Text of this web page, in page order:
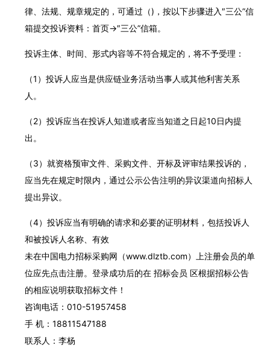
律、法规、规章规定的，可通过（)，按以下步骤进入″三公”信
箱提交投诉资料：首页→″三公”信箱。
投诉主体、时间、形式内容等不符合规定的，将不予受理：
（1）投诉人应当是供应链业务活动当事人或其他利害关系
人。
（2）投诉应当在投诉人知道或者应当知道之日起10日内提
出。
（3）就资格预审文件、采购文件、开标及评审结果投诉的，
应当先在规定时限内，通过公示公告注明的异议渠道向招标人
提出异议。
（4）投诉应当有明确的请求和必要的证明材料，包括投诉人
和被投诉人名称、有效
未在中国电力招标采购网（www.dlztb.com）上注册会员的单
位应先点击注册。登录成功后的在 招标会员 区根据招标公告
的相应说明获取招标文件！
咨询电话：010-51957458
手 机：18811547188
联系人：李杨